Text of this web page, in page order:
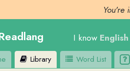
You're in trial
I know English
Library Word List